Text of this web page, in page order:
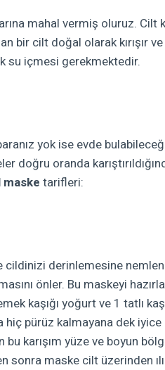
mahal vermiş oluruz. Cilt
cilt doğal olarak kırışır ve
su içmesi gerekmektedir.
yok ise evde
doğru oranda
maske tarifleri:
derinlemesine
önler. Bu maskeyi
kaşığı yoğurt ve 1 tatlı
hiç pürüz kalmayana dek
bu karışım yüze ve boyun
maske cilt üzerinden